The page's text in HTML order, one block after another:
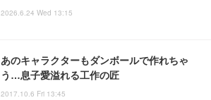
2026.6.24 Wed 13:15
あのキャラクターもダンボールで作れちゃ
う…息子愛溢れる工作の匠
2017.10.6 Fri 13:45